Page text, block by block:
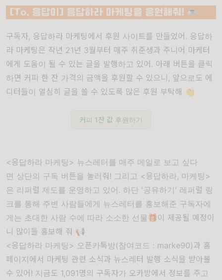
구독자, 응답하라 마케팅에서 후원 사이트를 만들었어. 응답하
라 마케팅은 작년 21년 3월부터 매주 취준생과 주니어 마케터
에게 도움이 될 수 있는 글을 발행하고 있어. 아래 버튼을 클릭
하면 커피 한 잔 가격의 금액을 후원할 수 있으니, 앞으로도 에
디터들이 열심히 글을 쓸 수 있도록 많은 후원 부탁해 👏
커피 1잔 값 후원하기
<응답하라 마케팅> 뉴스레터를 매주 메일로 보고 싶다
면 상단의 구독 버튼을 눌러줘! 그리고 <응답하라, 마케팅>
은 리퍼럴 제도를 운영하고 있어. 하단 '공유하기' 레퍼럴 링
크를 통해 주변 사람들에게 뉴스레터를 홍보해준 구독자에
게는 초대한 사람 수에 따라 소소한 선물🎁이 제공될 예정이
니 많이들 홍보해 줘 📢
<응답하라 마케팅> 오픈카톡방(참여코드 : marke90)과 홈
페이지에서 마케팅 관련 소식과 뉴스레터 발행 소식을 받아볼
수 있어! 지금도 1,091명의 구독자가 오카방에서 정보를 주고